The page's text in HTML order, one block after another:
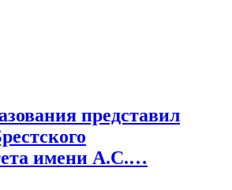
представил
имени А.С.…